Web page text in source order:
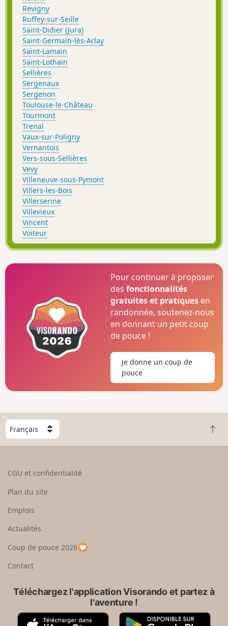
Revigny
Ruffey-sur-Seille
Saint-Didier (Jura)
Saint-Germain-lès-Arlay
Saint-Lamain
Saint-Lothain
Sellières
Sergenaux
Sergenon
Toulouse-le-Château
Tourmont
Trenal
Vaux-sur-Poligny
Vernantois
Vers-sous-Sellières
Vevy
Villeneuve-sous-Pymont
Villers-les-Bois
Villerserine
Villevieux
Vincent
Voiteur
Pour continuer à proposer
desfonctionnalités
gratuites et pratiques en
randonnée, soutenez-nous
en donnant un petit coup
de pouce !
Je donne un coup de
pouce
C
h
o
e
u
p
a
R
e
CGU et confidentialité
Plan du site
Emplois
Actualités
Coup de pouce 2026
Contact
Téléchargez l'application Visorando et partez à
l'aventure !
A
G